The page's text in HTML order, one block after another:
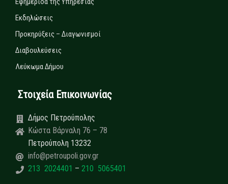
Εκδηλώσεις
Προκηρύξεις – Διαγωνισμοί
Διαβουλεύσεις
Λεύκωμα Δήμου
Στοιχεία Επικοινωνίας
Δήμος Πετρούπολης
Κώστα Βάρναλη 76 – 78
Πετρούπολη 13232
info@petroupoli.gov.gr
213 2024401 – 210 5065401